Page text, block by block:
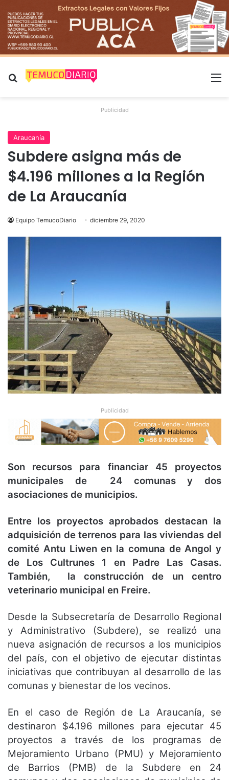
Buscar por
Publicidad
Araucanía
Subdere asigna más de
$4.196 millones a la Región
de La Araucanía
Equipo TemucoDiario diciembre 29, 2020
Publicidad
Son recursos para financiar 45 proyectos
municipales de 24 comunas y dos
asociaciones de municipios.
Entre los proyectos aprobados destacan la
adquisición de terrenos para las viviendas del
comité Antu Liwen en la comuna de Angol y
de Los Cultrunes 1 en Padre Las Casas.
También, la construcción de un centro
veterinario municipal en Freire.
Desde la Subsecretaría de Desarrollo Regional
y Administrativo (Subdere), se realizó una
nueva asignación de recursos a los municipios
del país, con el objetivo de ejecutar distintas
iniciativas que contribuyan al desarrollo de las
comunas y bienestar de los vecinos.
En el caso de Región de La Araucanía, se
destinaron $4.196 millones para ejecutar 45
proyectos a través de los programas de
Mejoramiento Urbano (PMU) y Mejoramiento
de Barrios (PMB) de la Subdere en 24